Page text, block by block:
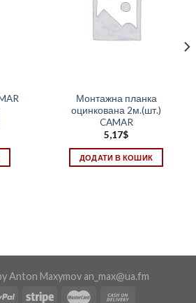
Монтажна планка
оцинкована 2м.(шт.)
CAMAR
5,17$
ДОДАТИ В КОШИК
Anton Maxymov an_max@ua.fm